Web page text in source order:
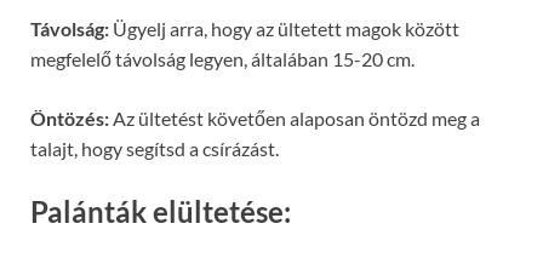
Távolság: Ügyelj arra, hogy az ültetett magok között
megfelelő távolság legyen, általában 15-20 cm.
Öntözés:Az ültetést követően alaposan öntözd meg a
talajt, hogy segítsd a csírázást.
Palánták elültetése: